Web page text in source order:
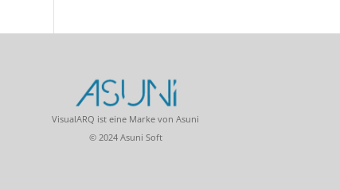
VisualARQ ist eine Marke von Asuni
© 2024 Asuni Soft